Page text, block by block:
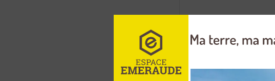
dérapante 700ml